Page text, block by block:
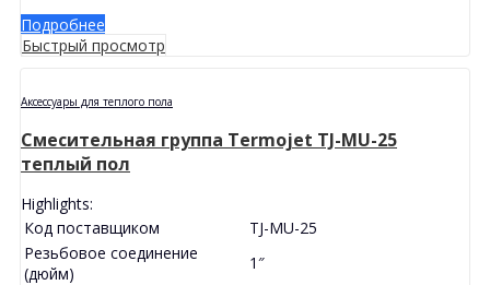
Подробнее
Быстрый просмотр
Аксессуары для теплого пола
Смесительная группа Termojet TJ-MU-25
теплый пол
Highlights:
Код поставщиком
TJ-MU-25
Резьбовое соединение
(дюйм)
1″